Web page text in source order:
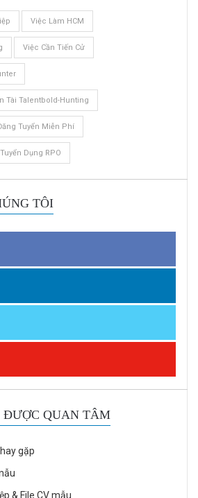
Việc Làm HCM
Việc Cần Tiến Cử
Tài Talentbold-Hunting
Tuyển Miễn Phí
Dụng RPO
TÔI
ĐƯỢC QUAN TÂM
gặp
& File CV mẫu